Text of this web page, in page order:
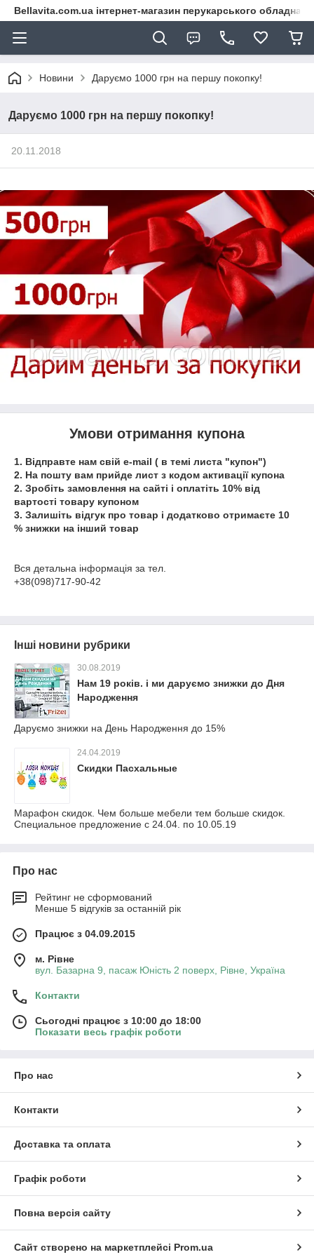
Bellavita.com.ua інтернет-магазин перукарського
Новини Даруємо 1000 грн на першу покопку!
Даруємо 1000 грн на першу покопку!
20.11.2018
Умови отримання купона
1. Відправте нам свій e-mail ( в темі листа "купон")
2. На пошту вам прийде лист з кодом активації купона
2. Зробіть замовлення на сайті і оплатіть 10% від
вартості товару купоном
3. Залишіть відгук про товар і додатково отримаєте 10
% знижки на інший товар
Вся детальна інформація за тел.
+38(098)717-90-42
Інші новини рубрики
30.08.2019
Нам 19 років. і ми даруємо знижки до Дня
Народження
Даруємо знижки на День Народження до 15%
24.04.2019
Скидки Пасхальные
Марафон скидок. Чем больше мебели тем больше скидок.
Специальное предложение с 24.04. по 10.05.19
Про нас
Рейтинг не сформований
Менше 5 відгуків за останній рік
Працює з 04.09.2015
м. Рівне
вул. Базарна 9, пасаж Юність 2 поверх, Рівне, Україна
Контакти
Сьогодні працює з 10:00 до 18:00
Показати весь графік роботи
Про нас
Контакти
Доставка та оплата
Графік роботи
Повна версія сайту
Сайт створено на маркетплейсі Prom.ua